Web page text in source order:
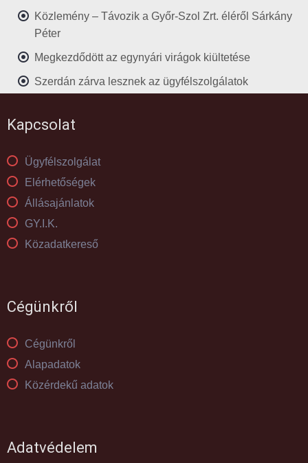
Közlemény – Távozik a Győr-Szol Zrt. éléről Sárkány
Péter
Megkezdődött az egynyári virágok kiültetése
Szerdán zárva lesznek az ügyfélszolgálatok
Kapcsolat
Ügyfélszolgálat
Elérhetőségek
Állásajánlatok
GY.I.K.
Közadatkereső
Cégünkről
Cégünkről
Alapadatok
Közérdekű adatok
Adatvédelem